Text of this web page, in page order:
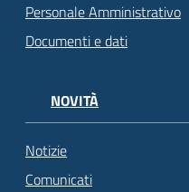
Personale Amministrativo
Documenti e dati
NOVITÀ
Notizie
Comunicati